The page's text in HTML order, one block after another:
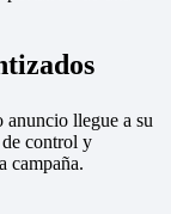
anuncio llegue a su
de control y
campaña.